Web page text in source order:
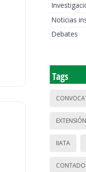
Noticias
Debates
Tags
EXTENSIÓN
IIATA